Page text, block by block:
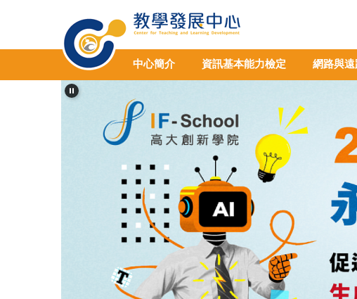
中心簡介 資訊基本能力檢定 網路與